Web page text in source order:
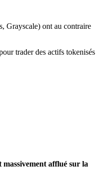
Grayscale) ont au contraire
trader des actifs tokenisés
afflué sur la